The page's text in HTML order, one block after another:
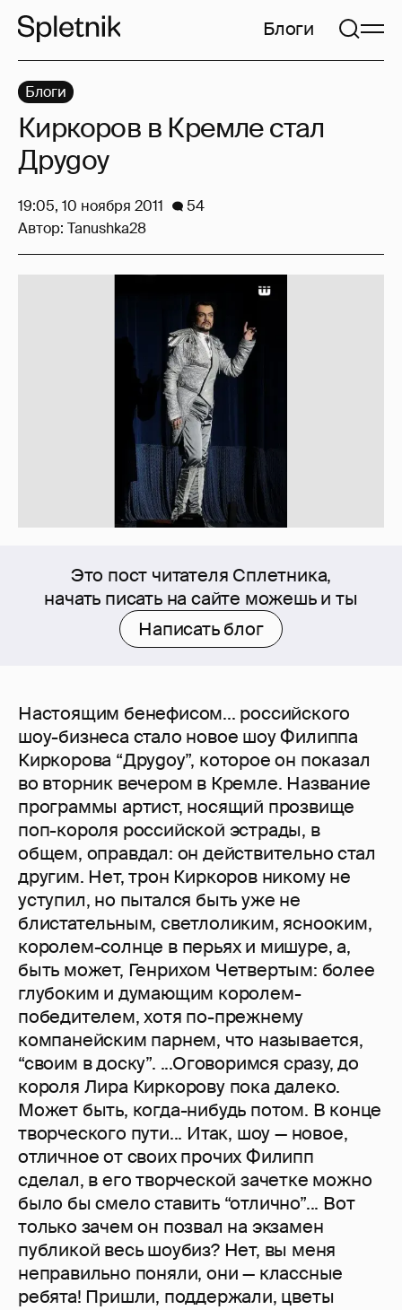
Блоги
Это пост читателя Сплетника,
начать писать на сайте можешь и ты
Написать блог
Настоящим бенефисом... российского
шоу-бизнеса стало новое шоу Филиппа
Киркорова “Друgoy”, которое он показал
во вторник вечером в Кремле. Название
программы артист, носящий прозвище
поп-короля российской эстрады, в
общем, оправдал: он действительно стал
другим. Нет, трон Киркоров никому не
уступил, но пытался быть уже не
блистательным, светлоликим, яснооким,
королем-солнце в перьях и мишуре, а,
быть может, Генрихом Четвертым: более
глубоким и думающим королем-
победителем, хотя по-прежнему
компанейским парнем, что называется,
“своим в доску”. ...Оговоримся сразу, до
короля Лира Киркорову пока далеко.
Может быть, когда-нибудь потом. В конце
творческого пути... Итак, шоу — новое,
отличное от своих прочих Филипп
сделал, в его творческой зачетке можно
было бы смело ставить “отлично”... Вот
только зачем он позвал на экзамен
публикой весь шоубиз? Нет, вы меня
неправильно поняли, они — классные
ребята! Пришли, поддержали, цветы
Блоги
Киркоров в Кремле стал
Друgoy
19:05, 10 ноября 2011
54
Автор: Tanushka28